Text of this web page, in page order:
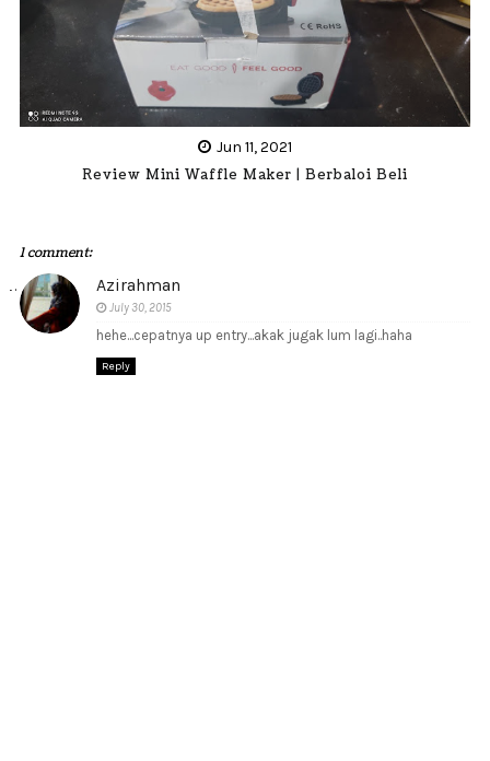
Jun 11, 2021
Review Mini Waffle Maker | Berbaloi Beli
1 comment:
Azirahman
July 30, 2015
hehe...cepatnya up entry...akak jugak lum lagi..haha
Reply